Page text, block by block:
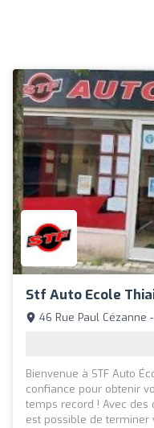
Stf Auto Ecole
46 Rue Paul Cézanne
Bienvenue à STF Auto
confiance pour obtenir
temps record ! Avec
est possible de terminer